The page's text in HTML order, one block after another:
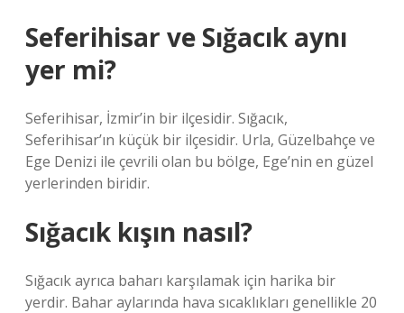
Seferihisar ve Sığacık aynı
yer mi?
Seferihisar, İzmir’in bir ilçesidir. Sığacık,
Seferihisar’ın küçük bir ilçesidir. Urla, Güzelbahçe ve
Ege Denizi ile çevrili olan bu bölge, Ege’nin en güzel
yerlerinden biridir.
Sığacık kışın nasıl?
Sığacık ayrıca baharı karşılamak için harika bir
yerdir. Bahar aylarında hava sıcaklıkları genellikle 20